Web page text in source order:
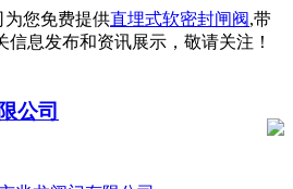
为您免费提供直埋式软密封闸阀,带
息发布和资讯展示，敬请关注！